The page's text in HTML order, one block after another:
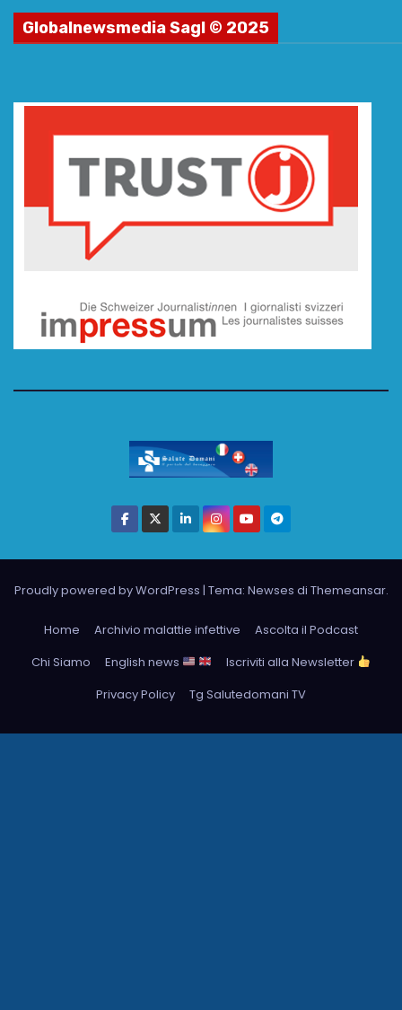
Globalnewsmedia Sagl © 2025
Proudly powered by WordPress | Tema: Newses di Themeansar.
Home Archivio malattie infettive
Ascolta il Podcast
Chi Siamo
English news
Iscriviti alla Newsletter
Privacy Policy
Tg Salutedomani TV